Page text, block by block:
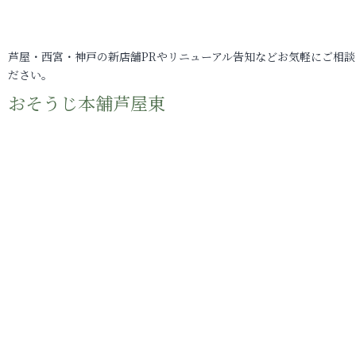
芦屋・西宮・神戸の新店舗PRやリニューアル告知などお気軽にご相
ださい。
おそうじ本舗芦屋東